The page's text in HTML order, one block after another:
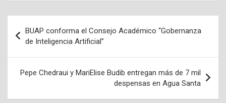
de
entradas
BUAP conforma el Consejo Académico “Gobernanza
de Inteligencia Artificial”
Pepe Chedraui y MariElise Budib entregan más de 7 mil
despensas en Agua Santa